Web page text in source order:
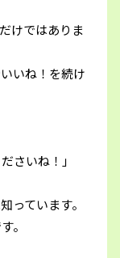
けではありま
いね！を続け
さいね！」
っています。
。